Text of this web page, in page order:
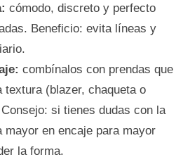
cómodo, discreto y perfecto
Beneficio: evita líneas y
combínalos con prendas que
textura (blazer, chaqueta o
si tienes dudas con la
mayor en encaje para mayor
la forma.